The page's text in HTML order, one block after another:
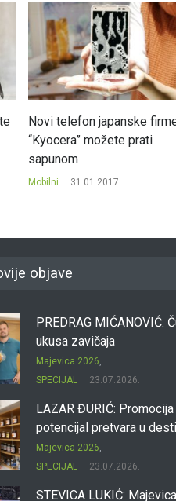
Novi telefon japanske
“Kyocera” možete prati
sapunom
Mobilni 31.01.2017.
objave
PREDRAG MIĆANOVIĆ:
ukusa zavičaja
Majevica 2026
SPECIJAL
23.07.2026.
LAZAR ĐURIĆ: Promocija
potencijal pretvara u
Majevica 2026
SPECIJAL
23.07.2026.
STEVICA LUKIĆ: